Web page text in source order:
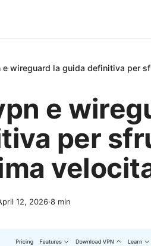
e wireguard la guida definitiva per
e
per
12, 2026·8 min